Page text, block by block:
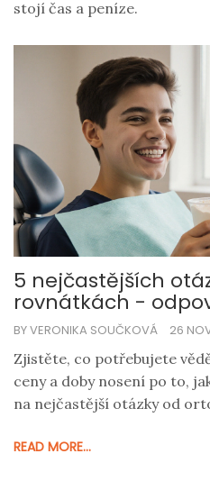
stojí čas a peníze.
5 nejčastějších
rovnátkách -
potřebujete znát
BY VERONIKA SOUČKOVÁ 26
Zjistěte, co potřebujete
ceny a doby nosení po to,
na nejčastější otázky od
READ MORE...